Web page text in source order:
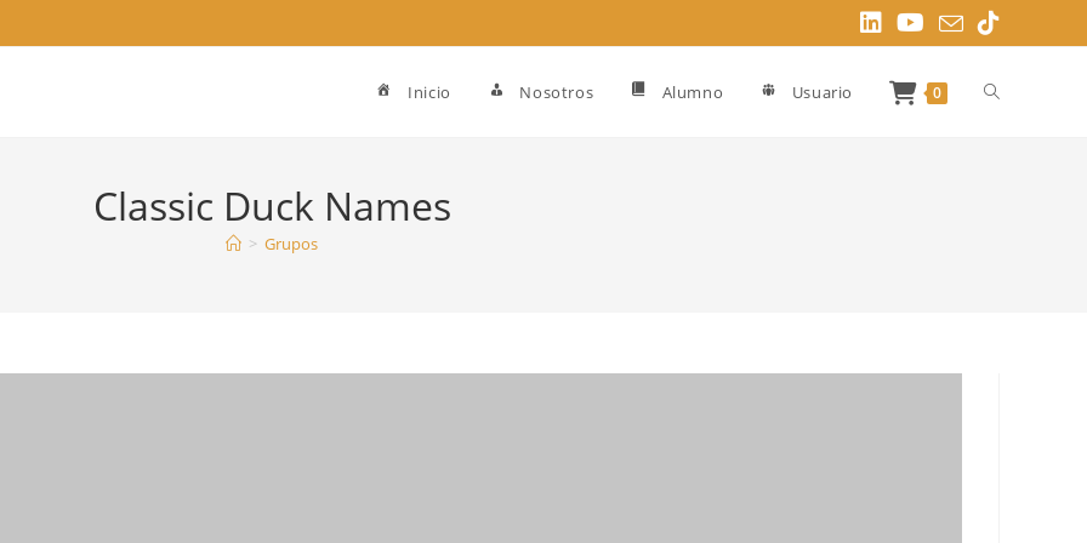
Inicio Nosotros Alumno Usuario 0 Alternar
Classic Duck Names
> Grupos